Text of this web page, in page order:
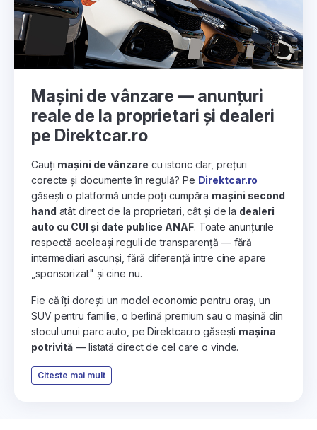
Mașini de vânzare — anunțuri
reale de la proprietari și dealeri
pe Direktcar.ro
Cauți mașini de vânzare cu istoric clar, prețuri
corecte și documente în regulă? Pe Direktcar.ro
găsești o platformă unde poți cumpăra mașini second
hand atât direct de la proprietari, cât și de la dealeri
auto cu CUI și date publice ANAF. Toate anunțurile
respectă aceleași reguli de transparență — fără
intermediari ascunși, fără diferență între cine apare
„sponsorizat" și cine nu.
Fie că îți dorești un model economic pentru oraș, un
SUV pentru familie, o berlină premium sau o mașină din
stocul unui parc auto, pe Direktcar.ro găsești mașina
potrivită — listată direct de cel care o vinde.
Citeste mai mult